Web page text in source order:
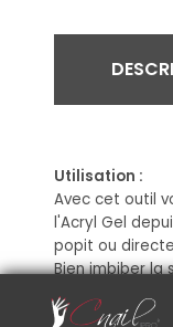
Utilisation :
Avec cet outil
l'Acryl Gel
popit ou
Bien imbiber la
de prendre
pas.